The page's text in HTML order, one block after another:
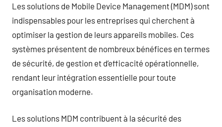
Les solutions de Mobile Device Management (MDM) sont
indispensables pour les entreprises qui cherchent à
optimiser la gestion de leurs appareils mobiles. Ces
systèmes présentent de nombreux bénéfices en termes
de sécurité, de gestion et d’efficacité opérationnelle,
rendant leur intégration essentielle pour toute
organisation moderne.
Les solutions MDM contribuent à la sécurité des